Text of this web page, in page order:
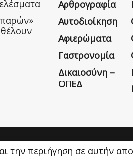
Αρθρογραφία
Αυτοδιοίκηση
Αφιερώματα
Γαστρονομία
Δικαιοσύνη –
ΟΠΕΔ
την περιήγηση σε αυτήν